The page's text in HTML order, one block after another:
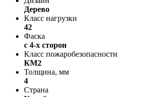
Дерево
Класс нагрузки
42
Фаска
с 4-х сторон
Класс пожаробезопасности
КМ2
Толщина, мм
4
Страна